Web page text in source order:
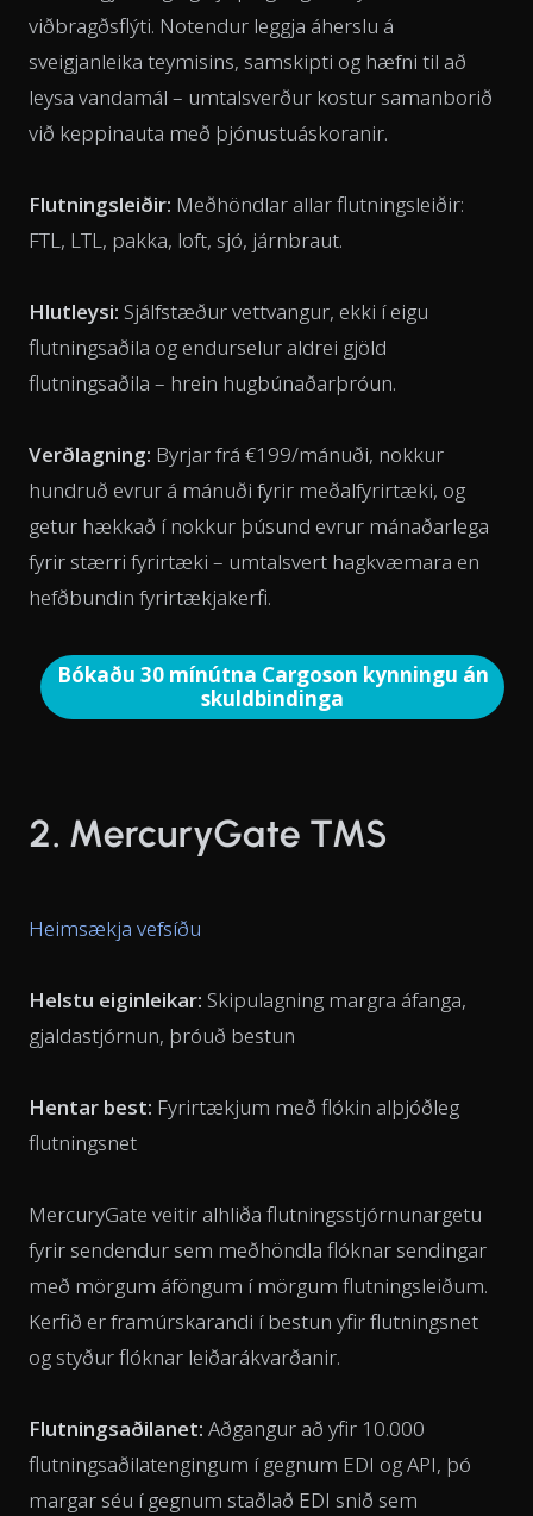
viðbragðsflýti. Notendur leggja áherslu á
sveigjanleika teymisins, samskipti og hæfni til að
leysa vandamál – umtalsverður kostur samanborið
við keppinauta með þjónustuáskoranir.
Flutningsleiðir: Meðhöndlar allar flutningsleiðir:
FTL, LTL, pakka, loft, sjó, járnbraut.
Hlutleysi: Sjálfstæður vettvangur, ekki í eigu
flutningsaðila og endurselur aldrei gjöld
flutningsaðila – hrein hugbúnaðarþróun.
Verðlagning: Byrjar frá €199/mánuði, nokkur
hundruð evrur á mánuði fyrir meðalfyrirtæki, og
getur hækkað í nokkur þúsund evrur mánaðarlega
fyrir stærri fyrirtæki – umtalsvert hagkvæmara en
hefðbundin fyrirtækjakerfi.
Bókaðu 30 mínútna Cargoson kynningu án
skuldbindinga
2. MercuryGate TMS
Heimsækja vefsíðu
Helstu eiginleikar: Skipulagning margra áfanga,
gjaldastjórnun, þróuð bestun
Hentar best: Fyrirtækjum með flókin alþjóðleg
flutningsnet
MercuryGate veitir alhliða flutningsstjórnunargetu
fyrir sendendur sem meðhöndla flóknar sendingar
með mörgum áföngum í mörgum flutningsleiðum.
Kerfið er framúrskarandi í bestun yfir flutningsnet
og styður flóknar leiðarákvarðanir.
Flutningsaðilanet: Aðgangur að yfir 10.000
flutningsaðilatengingum í gegnum EDI og API, þó
margar séu í gegnum staðlað EDI snið sem